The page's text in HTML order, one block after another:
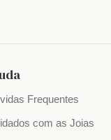
Frequentes
com as Joias